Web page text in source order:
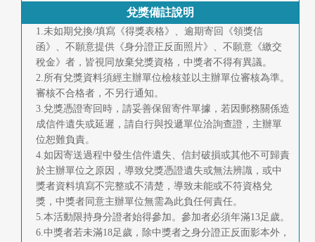
兌獎備註說明
1.未如期兌換/填寫《得獎表格》、逾期寄回《領獎信
函》、不願意提供《身分證正反面照片》、不願意《繳交
稅金》者，皆視同放棄兌獎資格，中獎者不得有異議。
2.所有兌獎資料須經主辦單位檢核並以主辦單位審核為準。
審核不合格者，不另行通知。
3.兌獎憑證寄回時，請妥善保留寄件單據，若因郵務關係造
成信件遺失或延遲，請自行與投遞單位洽詢查證，主辦單
位恕難負責。
4.如因寄送過程中發生信件遺失、信封破損或其他不可歸責
於主辦單位之原因，導致兌獎憑證遺失或無法辨識，或中
獎者資料填寫不完整或不清楚，導致未能或不符資格兌
獎，中獎者同意主辦單位無需為此負任何責任。
5.本活動限持身分證者始得參加。參加者必須年滿13足歲。
6.中獎者若未滿18足歲，除中獎者之身分證正反面影本外，